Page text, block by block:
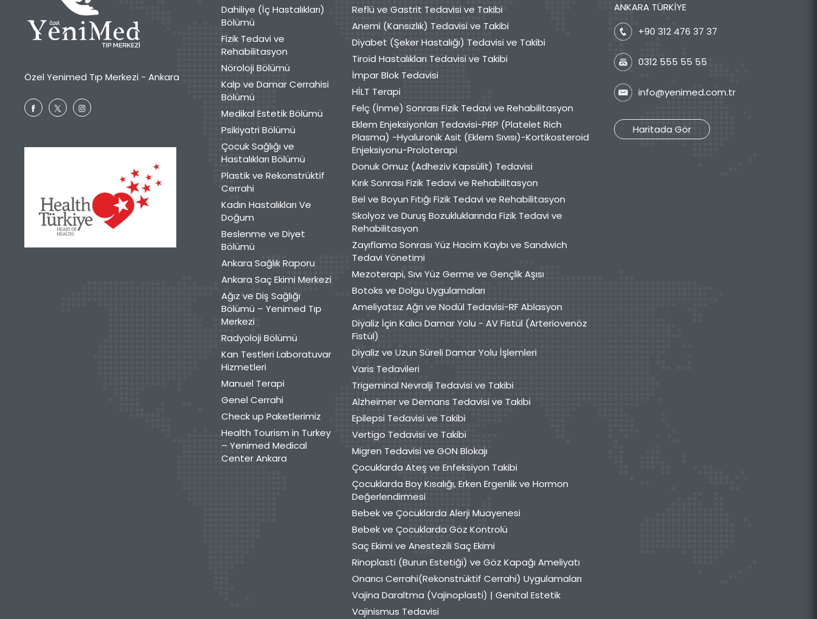
Özel Yenimed Tıp Merkezi - Ankara
Dahiliye (İç Hastalıkları)
Bölümü
Fizik Tedavi ve
Rehabilitasyon
Nöroloji Bölümü
Kalp ve Damar Cerrahisi
Bölümü
Medikal Estetik Bölümü
Psikiyatri Bölümü
Çocuk Sağlığı ve
Hastalıkları Bölümü
Plastik ve Rekonstrüktif
Cerrahi
Kadın Hastalıkları Ve
Doğum
Beslenme ve Diyet
Bölümü
Ankara Sağlık Raporu
Ankara Saç Ekimi Merkezi
Ağız ve Diş Sağlığı
Bölümü – Yenimed Tıp
Merkezi
Radyoloji Bölümü
Kan Testleri Laboratuvar
Hizmetleri
Manuel Terapi
Genel Cerrahi
Check up Paketlerimiz
Health Tourism in Turkey
– Yenimed Medical
Center Ankara
Reflü ve Gastrit Tedavisi ve Takibi
Anemi (Kansızlık) Tedavisi ve Takibi
Diyabet (Şeker Hastalığı) Tedavisi ve Takibi
Tiroid Hastalıkları Tedavisi ve Takibi
İmpar Blok Tedavisi
HİLT Terapi
Felç (İnme) Sonrası Fizik Tedavi ve Rehabilitasyon
Eklem Enjeksiyonları Tedavisi-PRP (Platelet Rich
Plasma) -Hyaluronik Asit (Eklem Sıvısı)-Kortikosteroid
Enjeksiyonu-Proloterapi
Donuk Omuz (Adheziv Kapsülit) Tedavisi
Kırık Sonrası Fizik Tedavi ve Rehabilitasyon
Bel ve Boyun Fıtığı Fizik Tedavi ve Rehabilitasyon
Skolyoz ve Duruş Bozukluklarında Fizik Tedavi ve
Rehabilitasyon
Zayıflama Sonrası Yüz Hacim Kaybı ve Sandwich
Tedavi Yönetimi
Mezoterapi, Sıvı Yüz Germe ve Gençlik Aşısı
Botoks ve Dolgu Uygulamaları
Ameliyatsız Ağrı ve Nodül Tedavisi-RF Ablasyon
Diyaliz İçin Kalıcı Damar Yolu - AV Fistül (Arteriovenöz
Fistül)
Diyaliz ve Uzun Süreli Damar Yolu İşlemleri
Varis Tedavileri
Trigeminal Nevralji Tedavisi ve Takibi
Alzheimer ve Demans Tedavisi ve Takibi
Epilepsi Tedavisi ve Takibi
Vertigo Tedavisi ve Takibi
Migren Tedavisi ve GON Blokajı
Çocuklarda Ateş ve Enfeksiyon Takibi
Çocuklarda Boy Kısalığı, Erken Ergenlik ve Hormon
Değerlendirmesi
Bebek ve Çocuklarda Alerji Muayenesi
Bebek ve Çocuklarda Göz Kontrolü
Saç Ekimi ve Anestezili Saç Ekimi
Rinoplasti (Burun Estetiği) ve Göz Kapağı Ameliyatı
Onarıcı Cerrahi(Rekonstrüktif Cerrahi) Uygulamaları
Vajina Daraltma (Vajinoplasti) | Genital Estetik
Vajinismus Tedavisi
ANKARA TÜRKİYE
+90 312 476 37 37
0312 555 55 55
info@yenimed.com.tr
Haritada Gör